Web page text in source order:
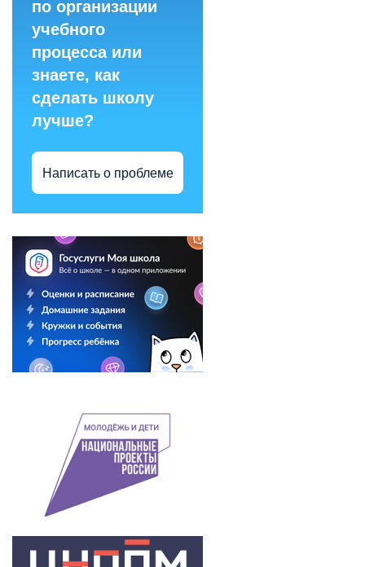
по организации
учебного
процесса или
знаете, как
сделать школу
лучше?
Написать о проблеме